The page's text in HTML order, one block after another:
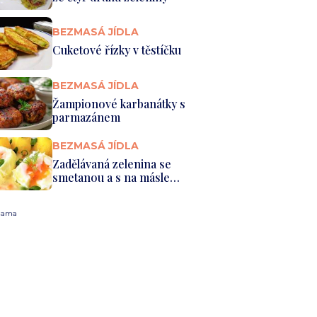
BEZMASÁ JÍDLA
Cuketové řízky v těstíčku
BEZMASÁ JÍDLA
Žampionové karbanátky s
parmazánem
BEZMASÁ JÍDLA
Zadělávaná zelenina se
smetanou a s na másle
dušeným br...